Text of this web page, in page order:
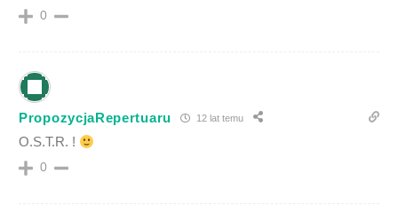
0
PropozycjaRepertuaru 12 lat temu
O.S.T.R. !
0